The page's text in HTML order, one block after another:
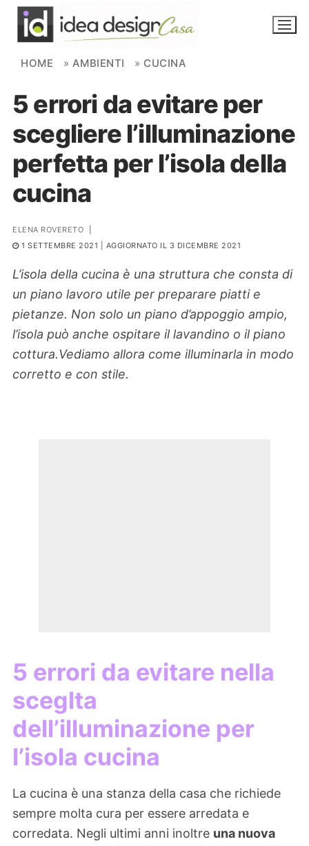
Skip to content
NOVITÀ
AMBIENTI
FAI DA TE
PIANTE
Ortaggio
Search for:
HOME » AMBIENTI » CUCINA
5 errori da evitare per
scegliere l’illuminazione
perfetta per l’isola della
cucina
ELENA ROVERETO
1 SETTEMBRE 2021 | AGGIORNATO IL 3 DICEMBRE 2021
L’isola della cucina è una struttura che consta di
un piano lavoro utile per preparare piatti e
pietanze. Non solo un piano d’appoggio ampio,
l’isola può anche ospitare il lavandino o il piano
cottura.Vediamo allora come illuminarla in modo
corretto e con stile.
5 errori da evitare nella
sceglta
dell’illuminazione per
l’isola cucina
La cucina è una stanza della casa che richiede
sempre molta cura per essere arredata e
corredata. Negli ultimi anni inoltre una nuova